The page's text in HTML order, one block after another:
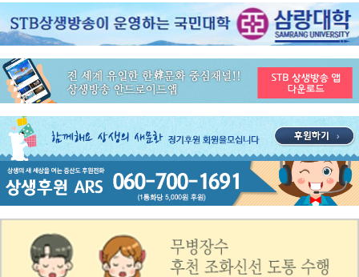
공지사항
ON AIR 서비스 장애 복구 안내
공지사항
STB 5월4주(5.25~5.31) 주간 추천 프로그램
STB 4월2주(4.6~4.12) 주간 추천 프로그램
공지사항
STB 4월1주(3.30~4.5) 주간 추천 프로그램
공지사항
STB 3월4주(3.23~3.29) 주간 추천 프로그램